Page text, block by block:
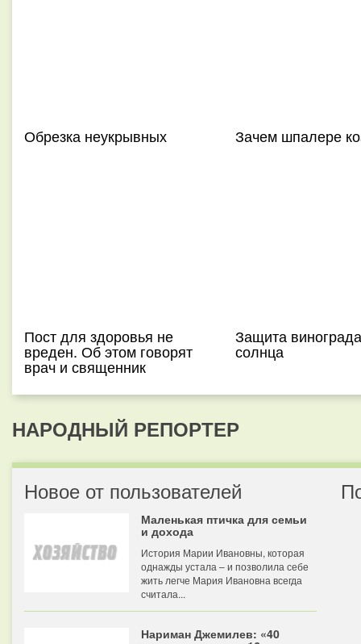
Обрезка неукрывных Зачем шпалере
Пост для здоровья не
вреден. Об этом говорят
врач и священник
Защита
солнца
НАРОДНЫЙ РЕПОРТЕР
Новое от пользователей
Маленькая птичка для семьи
и дохода
История Марии Ивановны, которая
однажды устала – и позволила себе
жить легче Мария Ивановна всегда
считала...
Нариман Джемилев: «40